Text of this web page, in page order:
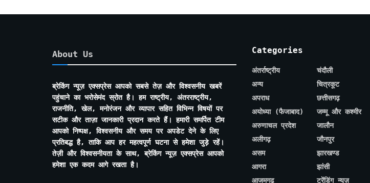
About Us
ब्रेकिंग न्यूज़ एक्सप्रेस आपको सबसे तेज़ और विश्वसनीय खबरें
पहुंचाने का भरोसेमंद स्रोत है। हम राष्ट्रीय, अंतरराष्ट्रीय,
राजनीति, खेल, मनोरंजन और व्यापार सहित विभिन्न विषयों पर
सटीक और ताज़ा जानकारी प्रदान करते हैं। हमारी समर्पित टीम
आपको निष्पक्ष, विश्वसनीय और समय पर अपडेट देने के लिए
प्रतिबद्ध है, ताकि आप हर महत्वपूर्ण घटना से हमेशा जुड़े रहें।
तेज़ी और विश्वसनीयता के साथ, ब्रेकिंग न्यूज़ एक्सप्रेस आपको
हमेशा एक कदम आगे रखता है।
Categories
अंतर्राष्ट्रीय
अन्य
अपराध
अयोध्या (फैजाबाद)
अरुणाचल प्रदेश
अलीगढ़
असम
आगरा
आजमगढ़
चंदौली
चित्रकूट
छत्तीसगढ़
जम्मू और कश्मीर
जालौन
जौनपुर
झारखण्ड
झांसी
ट्रेंडिंग न्यूज़